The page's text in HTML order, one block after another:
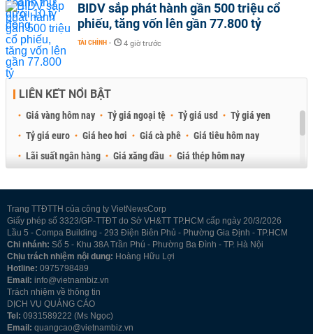
BIDV sắp phát hành gần 500 triệu cổ
phiếu, tăng vốn lên gần 77.800 tỷ
TÀI CHÍNH - 4 giờ trước
LIÊN KẾT NỔI BẬT
Giá vàng hôm nay Tỷ giá ngoại tệ Tỷ giá usd
Tỷ giá yen
Tỷ giá euro
Giá heo hơi Giá cà phê
Giá tiêu hôm nay
Lãi suất ngân hàng
Giá xăng dầu
Giá thép hôm nay
Trang TTĐTTH của công ty VietNewsCorp
Giấy phép số 3323/GP-TTĐT do Sở VH&TT TP.HCM cấp ngày 20/3/2026
Lầu 5 - Compa Building - 293 Điện Biên Phủ - Phường Gia Định - TP.HCM
Chi nhánh: Số 5 - Khu 38A Trần Phú - Phường Ba Đình - TP. Hà Nội
Chịu trách nhiệm nội dung: Hoàng Hữu Lợi
Hotline: 0975798489
Email: info@vietnambiz.vn
Trách nhiệm về thông tin
DỊCH VỤ QUẢNG CÁO
Tel: 0931589222 (Ms Ngọc)
Email: quangcao@vietnambiz.vn